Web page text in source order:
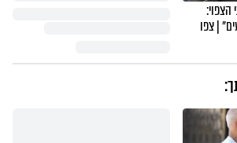
הצפוי:
| צפו